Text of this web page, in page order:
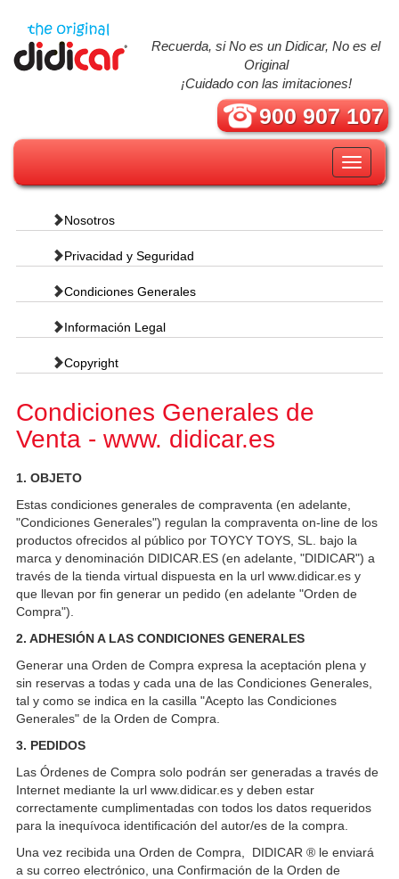
Recuerda, si No es un Didicar, No es el
Original
¡Cuidado con las imitaciones!
900 907 107
Toggle
Nosotros
Privacidad y Seguridad
Condiciones Generales
Información Legal
Copyright
Condiciones Generales de
Venta - www. didicar.es
1. OBJETO
Estas condiciones generales de compraventa (en adelante,
"Condiciones Generales") regulan la compraventa on-line de los
productos ofrecidos al público por TOYCY TOYS, SL. bajo la
marca y denominación DIDICAR.ES (en adelante, "DIDICAR") a
través de la tienda virtual dispuesta en la url www.didicar.es y
que llevan por fin generar un pedido (en adelante "Orden de
Compra").
2. ADHESIÓN A LAS CONDICIONES GENERALES
Generar una Orden de Compra expresa la aceptación plena y
sin reservas a todas y cada una de las Condiciones Generales,
tal y como se indica en la casilla "Acepto las Condiciones
Generales" de la Orden de Compra.
3. PEDIDOS
Las Órdenes de Compra solo podrán ser generadas a través de
Internet mediante la url www.didicar.es y deben estar
correctamente cumplimentadas con todos los datos requeridos
para la inequívoca identificación del autor/es de la compra.
Una vez recibida una Orden de Compra, DIDICAR ® le enviará
a su correo electrónico, una Confirmación de la Orden de